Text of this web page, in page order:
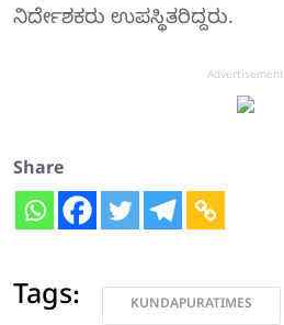
ನಿರ್ದೇಶಕರು ಉಪಸ್ಥಿತರಿದ್ದರು.
Advertisement
Share
Tags: KUNDAPURATIMES